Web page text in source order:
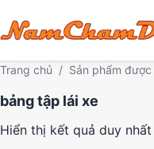
Trang chủ / Sản phẩm
bảng tập lái xe
Hiển thị kết quả duy nhất